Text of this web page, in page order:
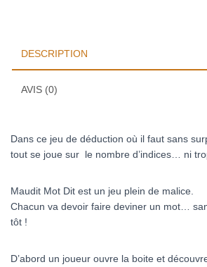
DESCRIPTION
AVIS (0)
Dans ce jeu de déduction où il faut sans
tout se joue sur le nombre d’indices… ni
Maudit Mot Dit est un jeu plein de malice.
Chacun va devoir faire deviner un mot…
tôt !
D’abord un joueur ouvre la boite et